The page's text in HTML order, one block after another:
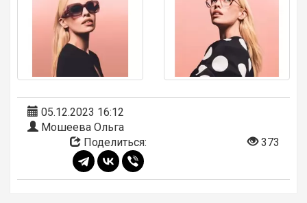
05.12.2023 16:12
Мошеева Ольга
Поделиться:
373